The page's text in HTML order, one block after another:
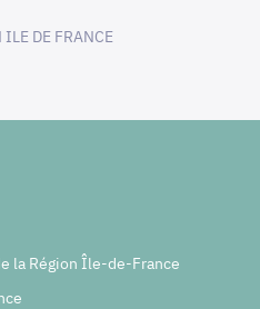
DE FRANCE
la Région Île-de-France